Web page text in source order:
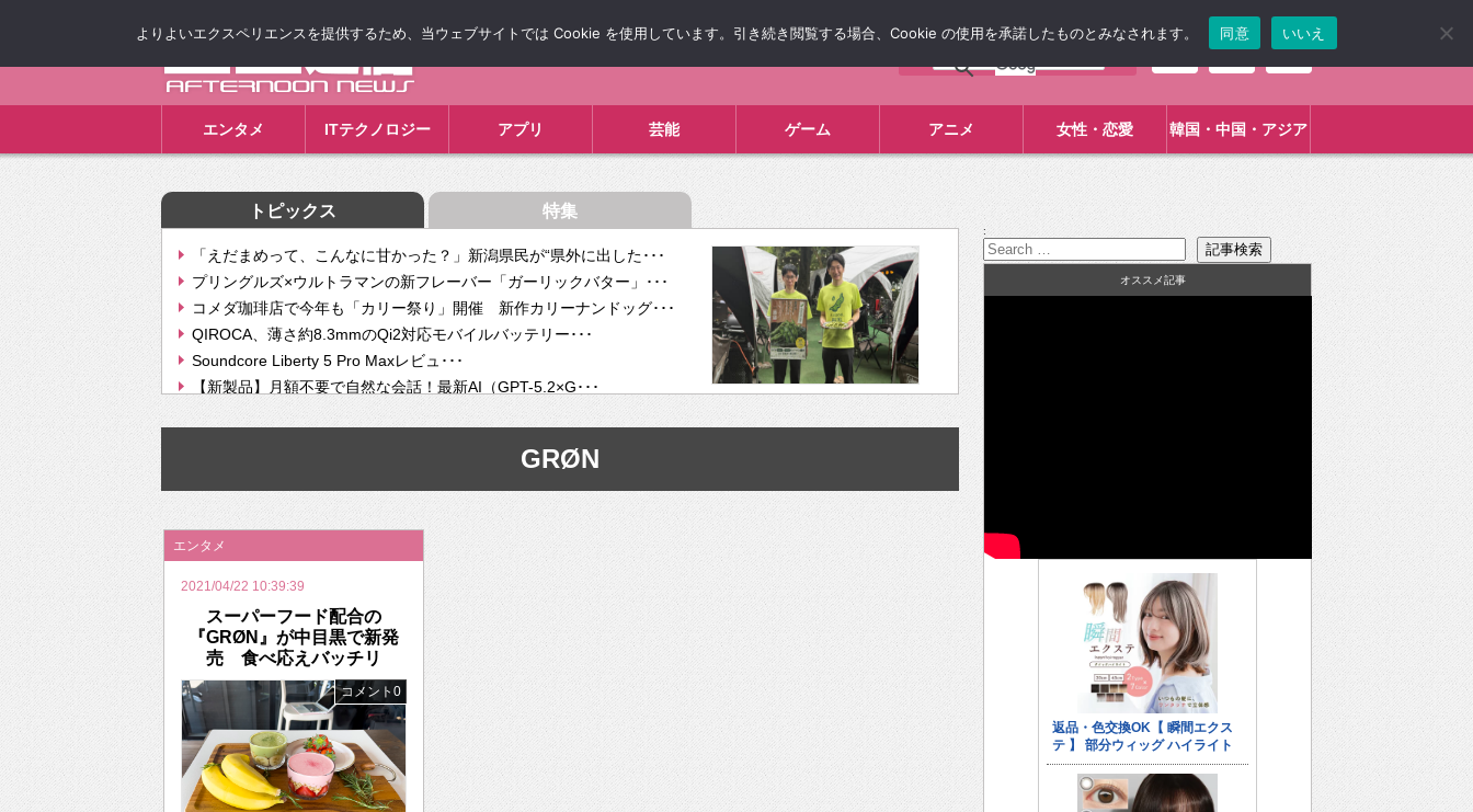
エンタメ ITテクノロジー アプリ 芸能 ゲーム アニメ 女性・恋愛 韓国・中国・アジア
トピックス 特集
「えだまめって、こんなに甘かった？」新潟県民が“県外に出した･･･
プリングルズ×ウルトラマンの新フレーバー「ガーリックバター」･･･
コメダ珈琲店で今年も「カリー祭り」開催 新作カリーナンドッグ･･･
QIROCA、薄さ約8.3mmのQi2対応モバイルバッテリー･･･
Soundcore Liberty 5 Pro Maxレビュ･･･
【新製品】月額不要で自然な会話！最新AI（GPT-5.2×G･･･
【次世代の没入感と生産性】VITURE Luma Ultra･･･
挫折率8割の壁をAIで突破。ジャストシステム、”自分が今話し･･･
2026年のバレンタインは「自分で作って、想いを渡す」 TE･･･
GRØN
エンタメ
2021/04/22 10:39:39
スーパーフード配合の
『GRØN』が中目黒で新発
売 食べ応えバッチリ
コメント0
:
オススメ記事
よりよいエクスペリエンスを提供するため、当ウェブサイトでは Cookie を使用しています。引き続き閲覧する場合、Cookie の使用を承諾したものとみなされます。 同意 いいえ